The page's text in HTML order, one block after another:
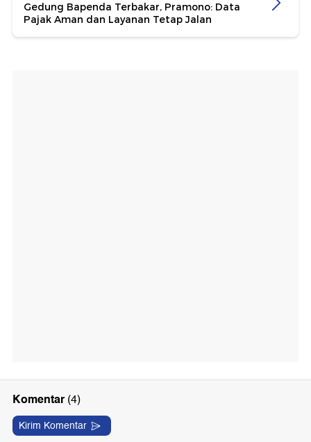
Gedung Bapenda Terbakar, Pramono: Data
Pajak Aman dan Layanan Tetap Jalan